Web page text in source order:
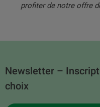
profiter de notre offre
Newsletter –
choix